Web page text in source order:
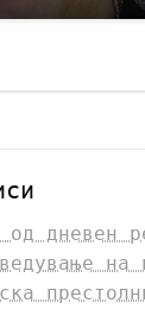
од дневен
на